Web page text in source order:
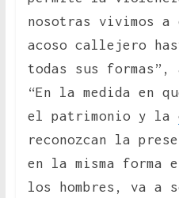
nosotras vivimos
acoso callejero
todas sus formas”,
“En la medida en
el patrimonio y la
reconozcan la
en la misma forma
los hombres, va a